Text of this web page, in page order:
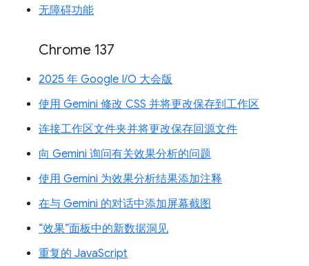
无障碍功能
Chrome 137
2025 年 Google I/O 大会版
使用 Gemini 修改 CSS 并将更改保存到工作区
连接工作区文件夹并将更改保存回源文件
向 Gemini 询问有关效果分析的问题
使用 Gemini 为效果分析结果添加注释
在与 Gemini 的对话中添加屏幕截图
“效果”面板中的新数据洞见
重复的 JavaScript